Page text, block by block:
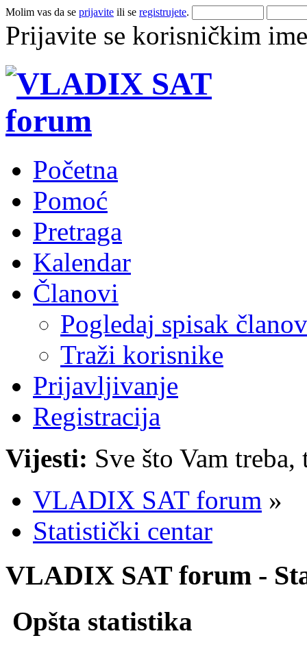
Molim vas da se prijavite ili se registrujete.
Prijavite se korisničkim
Početna
Pomoć
Pretraga
Kalendar
Članovi
Pogledaj spisak
Traži korisnike
Prijavljivanje
Registracija
Vijesti: Sve što Vam
VLADIX SAT forum »
Statistički centar
VLADIX SAT forum -
Opšta statistika